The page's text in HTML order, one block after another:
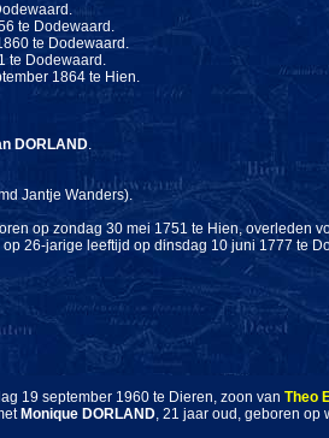
te Dodewaard.
te Dodewaard.
te Dodewaard.
1864 te Hien.
DORLAND.
Jantje Wanders).
op zondag 30 mei 1751 te Hien, overleden
26-jarige leeftijd op dinsdag 10 juni 1777 te
19 september 1960 te Dieren, zoon van Theo
Monique DORLAND, 21 jaar oud, geboren op